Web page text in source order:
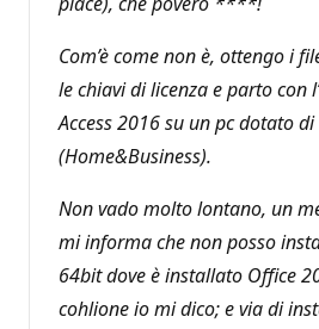
Com’è come non è, ottengo i
le chiavi di licenza e parto con
Access 2016 su un pc dotato
(Home&Business).
Non vado molto lontano, un
mi informa che non posso
64bit dove è installato Office
cohlione io mi dico; e via di